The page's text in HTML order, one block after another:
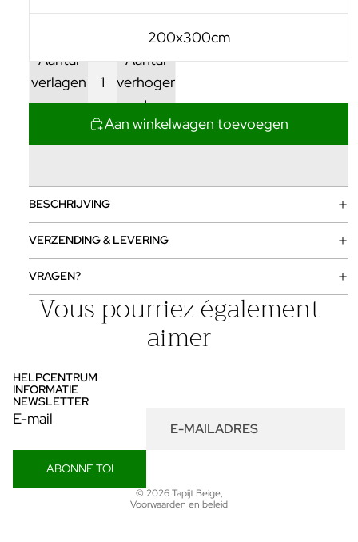
200x300cm
Aantal
verlagen
Aantal
verhogen
Aan winkelwagen toevoegen
BESCHRIJVING
VERZENDING & LEVERING
VRAGEN?
Vous pourriez également
aimer
HELPCENTRUM
INFORMATIE
NEWSLETTER
E-mail
ABONNE TOI
© 2026Tapijt Beige,
Voorwaarden en beleid
Privacybeleid